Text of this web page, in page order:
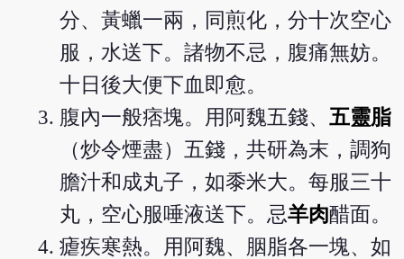
分、黃蠟一兩，同煎化，分十次空心
服，水送下。諸物不忌，腹痛無妨。
十日後大便下血即愈。
腹內一般痞塊。用阿魏五錢、五靈脂
（炒令煙盡）五錢，共研為末，調狗
膽汁和成丸子，如黍米大。每服三十
丸，空心服唾液送下。忌羊肉醋面。
瘧疾寒熱。用阿魏、胭脂各一塊、如